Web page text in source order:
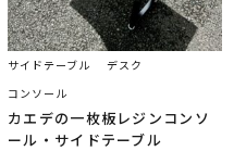
サイドテーブル
デスク
コンソール
カエデの一枚板レジンコンソ
ール・サイドテーブル